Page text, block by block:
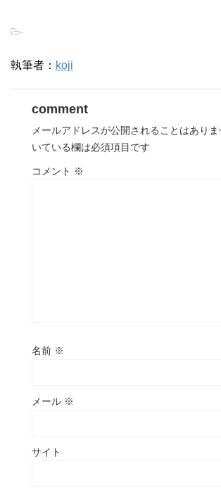
-
執筆者： koji
comment
メールアドレスが公開されることはありま
いている欄は必須項目です
コメント ※
名前 ※
メール ※
サイト